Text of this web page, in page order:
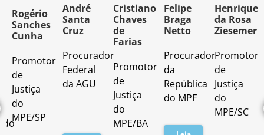
Rogério
Sanches
Cunha
Promotor
de
Justiça
do
MPE/SP
André
Santa
Cruz
Procurador
Federal
da AGU
Cristiano
Chaves
de
Farias
Promotor
de
Justiça
do
MPE/BA
Felipe
Braga
Netto
Procurador
da
República
do MPF
Henrique
da Rosa
Ziesemer
Promotor
de
Justiça
do
MPE/SC